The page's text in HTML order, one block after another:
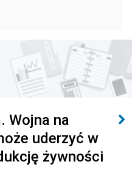
Wojna na
uderzyć w
żywności